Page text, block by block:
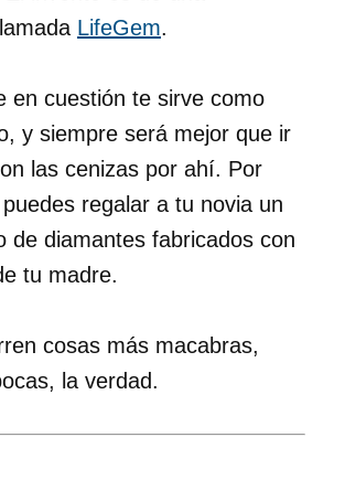
LifeGem.
en cuestión te sirve como
y siempre será mejor que ir
las cenizas por ahí. Por
regalar a tu novia un
de diamantes fabricados con
tu madre.
cosas más macabras,
la verdad.